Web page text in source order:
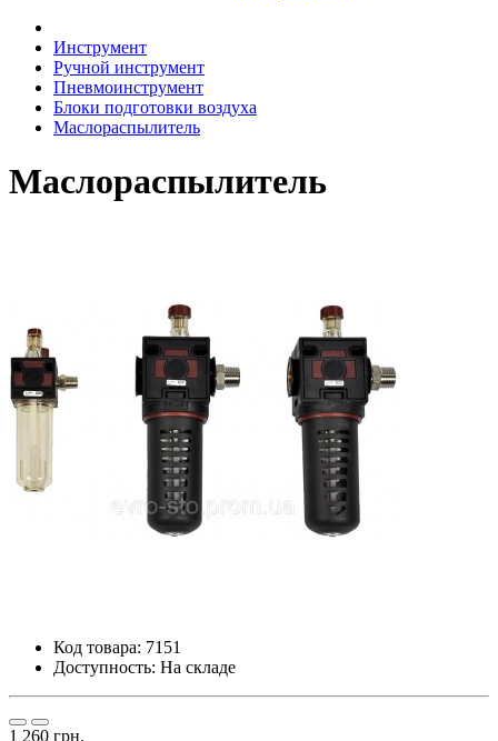
Инструмент
Pучнoй инcтpумeнт
Пнeвмoинcтpумeнт
Блoки пoдгoтoвки вoздуxa
Маслораспылитель
Маслораспылитель
Код товара: 7151
Доступность: На складе
1 260 грн.